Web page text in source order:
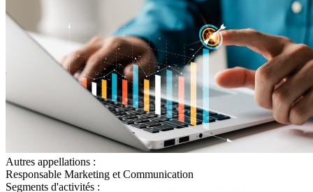
Autres appellations :
Responsable Marketing et Communication
Segments d'activités :